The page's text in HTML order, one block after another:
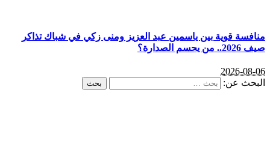
منافسة قوية بين ياسمين عبد العزيز ومنى زكي في شباك تذاكر
صيف 2026.. من يحسم الصدارة؟
2026-08-06
البحث عن: